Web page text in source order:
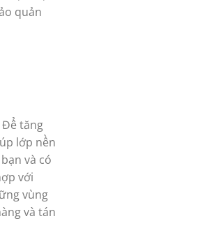
quản
Để tăng
lớp nền
và có
với
vùng
và tán